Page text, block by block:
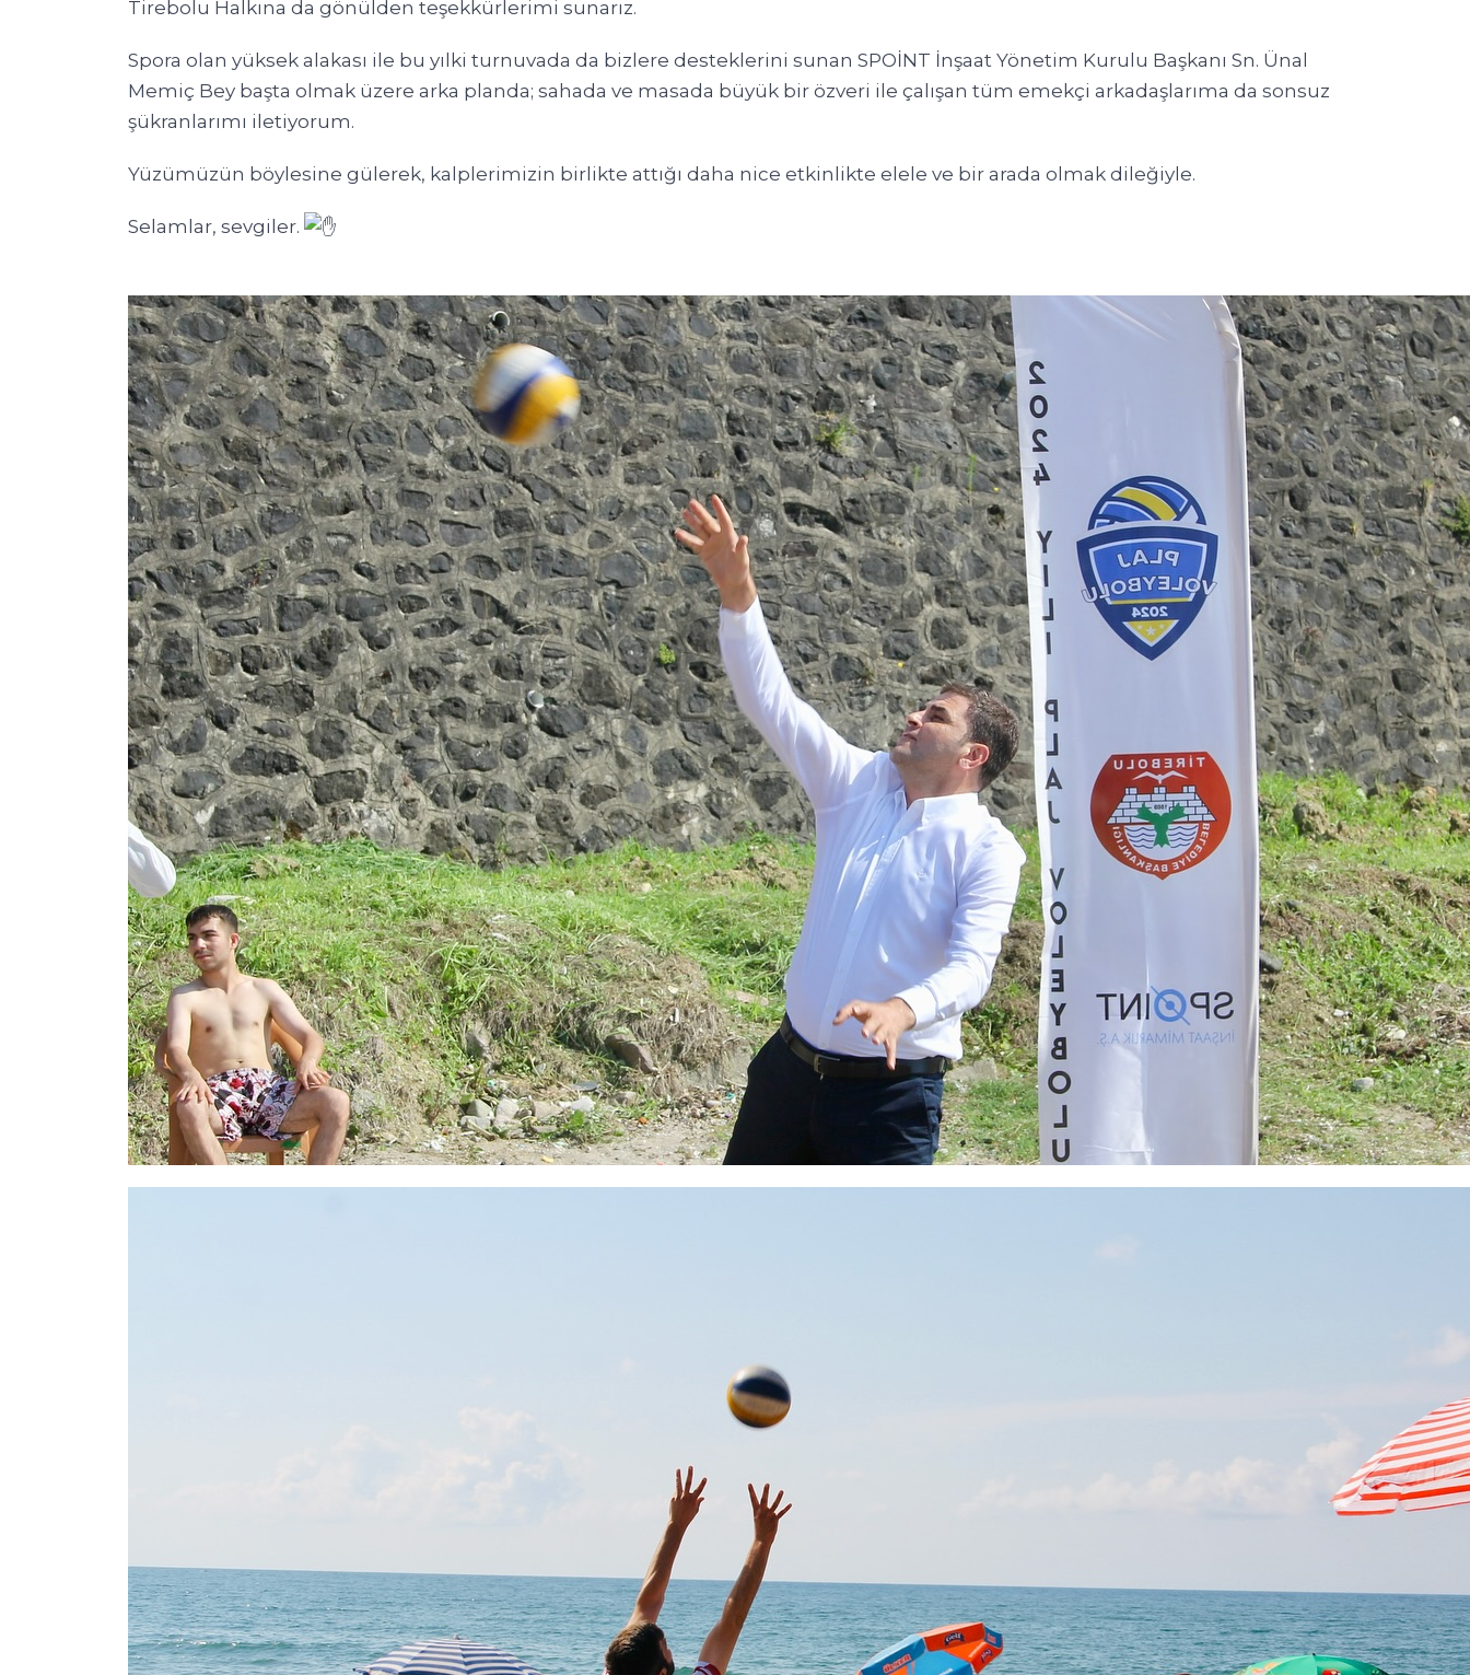
Tirebolu Halkına da gönülden teşekkürlerimi sunarız.
Spora olan yüksek alakası ile bu yılki turnuvada da bizlere desteklerini sunan SPOİNT İnşaat Yönetim Kurulu Başkanı Sn. Ünal
Memiç Bey başta olmak üzere arka planda; sahada ve masada büyük bir özveri ile çalışan tüm emekçi arkadaşlarıma da sonsuz
şükranlarımı iletiyorum.
Yüzümüzün böylesine gülerek, kalplerimizin birlikte attığı daha nice etkinlikte elele ve bir arada olmak dileğiyle.
Selamlar, sevgiler.